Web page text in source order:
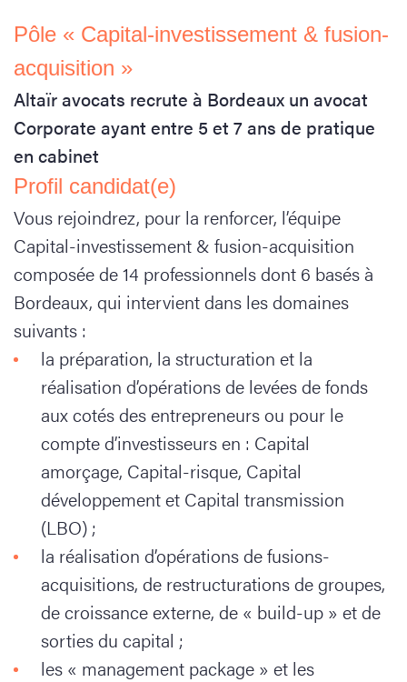
Pôle « Capital-investissement & fusion-
acquisition »
Altaïr avocats recrute à Bordeaux un avocat
Corporate ayant entre 5 et 7 ans de pratique
en cabinet
Profil candidat(e)
Vous rejoindrez, pour la renforcer, l’équipe
Capital-investissement & fusion-acquisition
composée de 14 professionnels dont 6 basés à
Bordeaux, qui intervient dans les domaines
suivants :
la préparation, la structuration et la
réalisation d’opérations de levées de fonds
aux cotés des entrepreneurs ou pour le
compte d’investisseurs en : Capital
amorçage, Capital-risque, Capital
développement et Capital transmission
(LBO) ;
la réalisation d’opérations de fusions-
acquisitions, de restructurations de groupes,
de croissance externe, de « build-up » et de
sorties du capital ;
les « management package » et les